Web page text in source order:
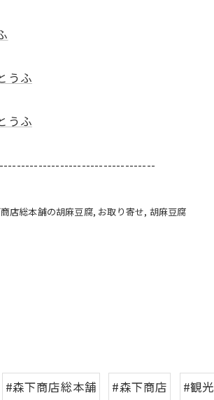
うふ
うふ
店総本舗の胡麻豆腐 お取り寄せ 胡麻豆腐
#森下商店総本舗 #森下商店 #観光